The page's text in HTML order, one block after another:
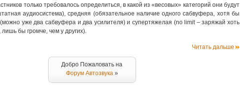
только требовалось определиться, в какой из «весовых» категорий они будут
аудиосистема), средняя (обязательное наличие одного сабвуфера, хотя бы
уже два сабвуфера и два усилителя) и супертяжелая (no limit – заряжай хоть
бы громче, чем у других).
Читать дальше
Добро Пожаловать на
Форум Автозвука»